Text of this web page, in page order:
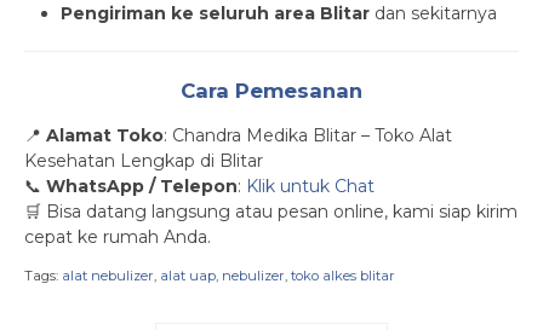
Pengiriman ke seluruh area Blitar dan sekitarnya
Cara Pemesanan
📍 Alamat Toko: Chandra Medika Blitar – Toko Alat
Kesehatan Lengkap di Blitar
📞 WhatsApp / Telepon: Klik untuk Chat
🛒 Bisa datang langsung atau pesan online, kami siap kirim
cepat ke rumah Anda.
Tags: alat nebulizer alat uap nebulizer toko alkes blitar